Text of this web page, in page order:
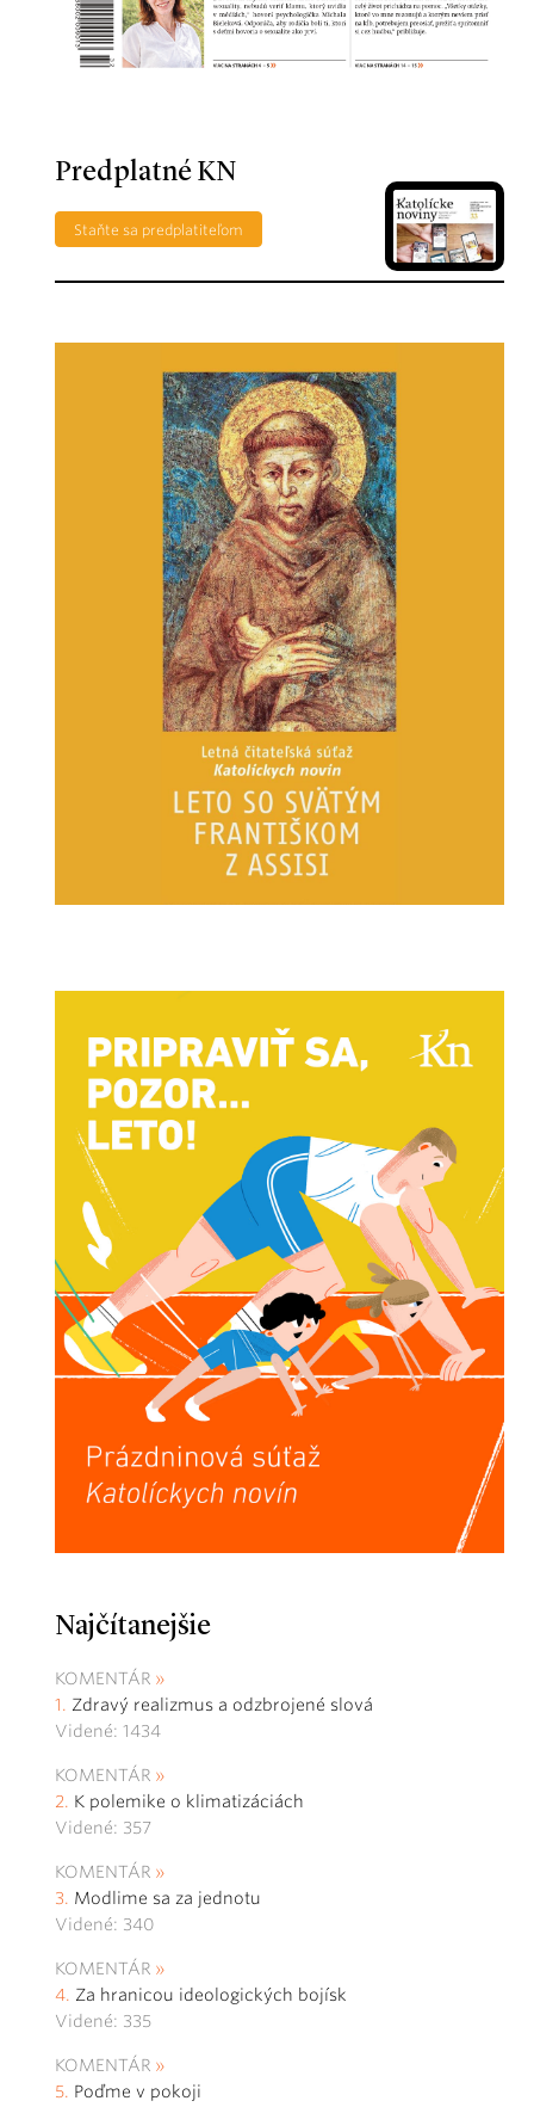
Predplatné KN
Staňte sa predplatiteľom
Najčítanejšie
KOMENTÁR
Zdravý realizmus a odzbrojené slová
Videné: 1434
KOMENTÁR
K polemike o klimatizáciách
Videné: 357
KOMENTÁR
Modlime sa za jednotu
Videné: 340
KOMENTÁR
Za hranicou ideologických bojísk
Videné: 335
KOMENTÁR
Poďme v pokoji